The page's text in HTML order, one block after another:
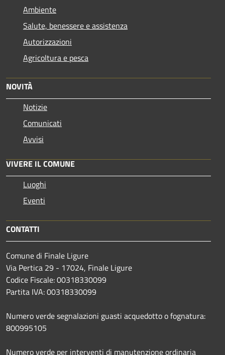
Ambiente
Salute, benessere e assistenza
Autorizzazioni
Agricoltura e pesca
NOVITÀ
Notizie
Comunicati
Avvisi
VIVERE IL COMUNE
Luoghi
Eventi
CONTATTI
Comune di Finale Ligure
Via Pertica 29 - 17024, Finale Ligure
Codice Fiscale: 00318330099
Partita IVA: 00318330099
Numero verde segnalazioni guasti acquedotto o fognatura:
800995105
Numero verde per interventi di manutenzione ordinaria